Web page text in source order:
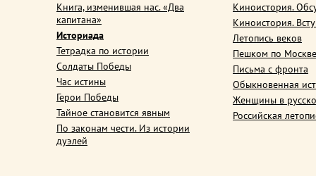
Книга, изменившая нас. «Два
капитана»
Историада
Тетрадка по истории
Солдаты Победы
Час истины
Герои Победы
Тайное становится явным
По законам чести. Из истории
дуэлей
Киноистория.
Киноистория.
Летопись веков
Пешком по Москве
Письма с фронта
Обыкновенная
Женщины в
Российская